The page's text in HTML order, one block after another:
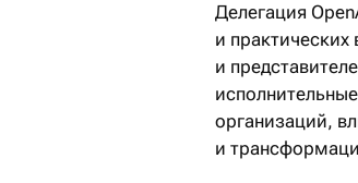
Делегация
и практических
и
организаций,
и